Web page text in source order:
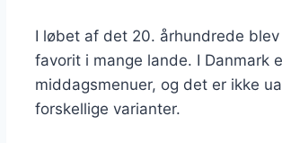
I løbet af det 20. århundrede
favorit i mange lande. I Danmark
middagsmenuer, og det er ikke
forskellige varianter.